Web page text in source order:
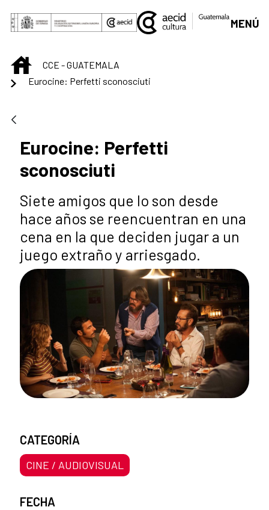
Saltar al contenido principal
MENÚ
INICIOCCE - GUATEMALA
Eurocine: Perfetti sconosciuti
Eurocine: Perfetti
sconosciuti
Siete amigos que lo son desde
hace años se reencuentran en una
cena en la que deciden jugar a un
juego extraño y arriesgado.
CATEGORÍA
CINE / AUDIOVISUAL
FECHA